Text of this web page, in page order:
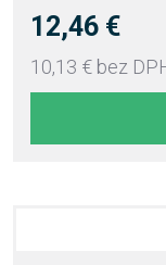
12,46 €
10,13 € bez